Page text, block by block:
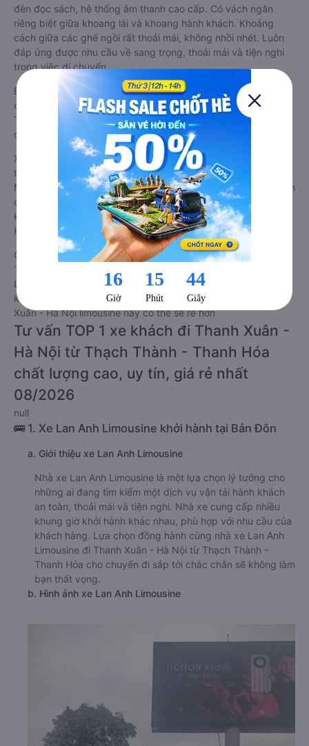
ái cho chuyến hành trình xa, mà còn mát mẻ và không hề bị
hầm bí như các ghế bọc da bình thường. Kèm theo các ghế
có nhiều tiện nghi hiện đại như ti-vi, tủ lạnh mini, ổ cắm usb,
đèn đọc sách, hệ thống âm thanh cao cấp. Có vách ngăn
riêng biệt giữa khoang lái và khoang hành khách. Khoảng
cách giữa các ghế ngồi rất thoải mái, không nhồi nhét. Luôn
đáp ứng được nhu cầu về sang trọng, thoải mái và tiện nghi
trong việc di chuyển.
Đây là loại xe Thạch Thành - Thanh Hóa Thanh Xuân - Hà Nội
có hỗ trợ đón/trả tận nơi miễn phí tại nội thành Thạch Thành -
Thanh Hóa và nội thành Thanh Xuân - Hà Nội, rất thuận tiện
cho du khách.
Xe Thạch Thành - Thanh Hóa Thanh Xuân - Hà Nội limousine
tốt nhất: Xe từ Thạch Thành - Thanh Hóa đi Thanh Xuân - Hà
Nội limousine được đánh giá chung có chất lượng Tốt với điểm
đánh giá trung bình từ 4.6/5 dựa trên 27 phản hồi của hành
khách Xe về Thanh Xuân - Hà Nội từ Thạch Thành - Thanh
Hóa.
Giá vé
xe limousine đi Thanh Xuân - Hà Nội từ Thạch Thành -
Thanh Hóarẻ nhất là 350000VND của hãng xe Lan Anh
Limousine. Tùy thuộc vào vị trí ngồi của bạn và chương trình
khuyến mãi, giá vé Xe Thạch Thành - Thanh Hóa đi Thanh
Xuân - Hà Nội limousine này có thể sẽ rẻ hơn
Tư vấn TOP 1 xe khách đi Thanh Xuân -
Hà Nội từ Thạch Thành - Thanh Hóa
chất lượng cao, uy tín, giá rẻ nhất
🚌 1. Xe Lan Anh Limousine khởi hành tại Bản Đôn
a. Giới thiệu xe Lan Anh Limousine
Nhà xe Lan Anh Limousine là một lựa chọn lý tưởng cho
những ai đang tìm kiếm một dịch vụ vận tải hành khách
an toàn, thoải mái và tiện nghi. Nhà xe cung cấp nhiều
khung giờ khởi hành khác nhau, phù hợp với nhu cầu của
khách hàng. Lựa chọn đồng hành cùng nhà xe Lan Anh
Limousine đi Thanh Xuân - Hà Nội từ Thạch Thành -
b. Hình ảnh xe Lan Anh Limousine